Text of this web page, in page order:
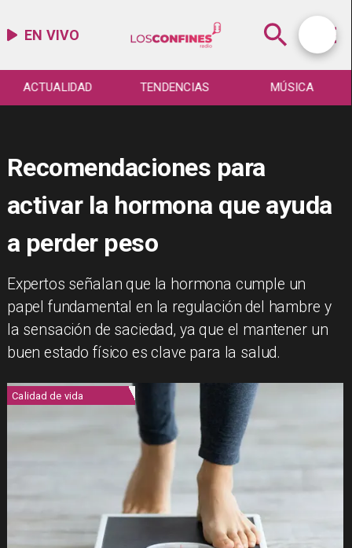
EN VIVO
ACTUALIDAD TENDENCIAS MÚSICA
Recomendaciones para
activar la hormona que ayuda
a perder peso
Expertos señalan que la hormona cumple un
papel fundamental en la regulación del hambre y
la sensación de saciedad, ya que el mantener un
buen estado físico es clave para la salud.
Calidad de vida